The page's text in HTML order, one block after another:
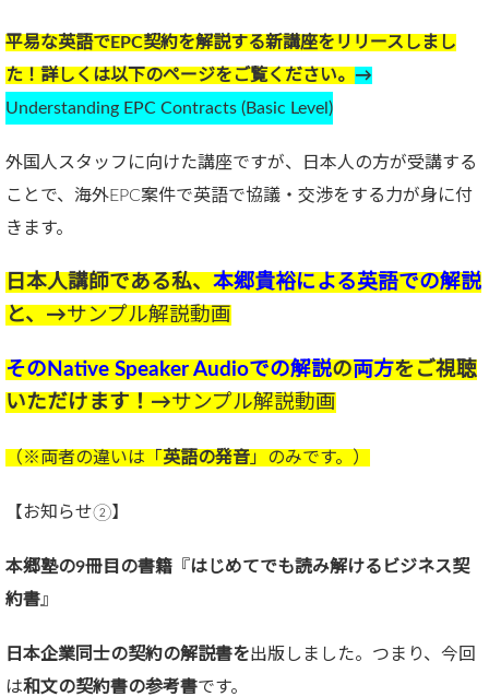
平易な英語でEPC契約を解説する新講座をリリースしまし
た！詳しくは以下のページをご覧ください。 →
Understanding EPC Contracts (Basic Level)
外国人スタッフに向けた講座ですが、日本人の方が受講する
ことで、海外EPC案件で英語で協議・交渉をする力が身に付
きます。
日本人講師である私、 本郷貴裕による英語での解説
と、→サンプル解説動画
そのNative Speaker Audioでの解説の両方をご視聴
いただけます！→サンプル解説動画
（※両者の違いは「 英語の発音 」のみです。）
【お知らせ②】
本郷塾の9冊目の書籍 『 はじめてでも読み解けるビジネス契
約書』
日本企業同士の契約の解説書を出版しました。つまり、今回
は和文の契約書の参考書です。